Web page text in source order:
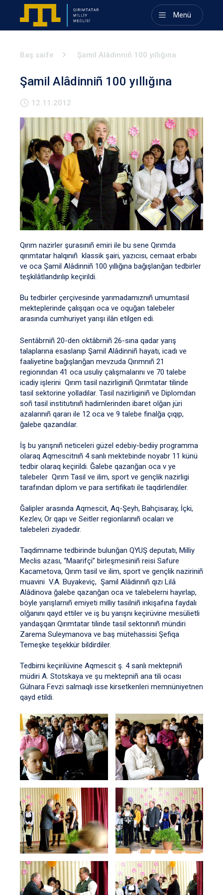
Menü
Baş saife Şamil Alâdinniñ 100 yıllığına
Şamil Alâdinniñ 100 yıllığına
12.11.2012
Qırım nazirler şurasınıñ emiri ile bu sene Qırımda
qırımtatar halqınıñ klassik şairi, yazıcısı, cemaat erbabı
ve oca Şamil Alâdinniñ 100 yıllığına bağışlanğan tedbirler
teşkilâtlandırılıp keçirildi.
Bu tedbirler çerçivesinde yarımadamıznıñ umumtasil
mekteplerinde çalışqan oca ve oquğan talebeler
arasında cumhuriyet yarışı ilân etilgen edi.
Sentâbrniñ 20-den oktâbrniñ 26-sına qadar yarış
talaplarına esaslanıp Şamil Alâdinniñ hayatı, icadı ve
faaliyetine bağışlanğan mevzuda Qırımnıñ 21
regionından 41 oca usuliy çalışmalarını ve 70 talebe
icadiy işlerini Qırım tasil nazirliginiñ Qırımtatar tilinde
tasil sektorine yolladılar. Tasil nazirliginiñ ve Diplomdan
soñ tasil institutınıñ hadimlerinden ibaret olğan jüri
azalarınıñ qararı ile 12 oca ve 9 talebe finalğa çıqıp,
ğalebe qazandılar.
İş bu yarışnıñ neticeleri güzel edebiy-bediiy programma
olaraq Aqmescitnıñ 4 sanlı mektebinde noyabr 11 künü
tedbir olaraq keçirildi. Ğalebe qazanğan oca v ye
talebeler Qırım Tasil ve ilim, sport ve gençlik nazirligi
tarafından diplom ve para sertifikatı ile taqdirlendiler.
Ğalipler arasında Aqmescit, Aq-Şeyh, Bahçisaray, İçki,
Kezlev, Or qapı ve Seitler regionlarınıñ ocaları ve
talebeleri ziyadedir.
Taqdimname tedbirinde bulunğan QYUŞ deputatı, Milliy
Meclis azası, “Maarifçi” birleşmesiniñ reisi Safure
Kacametova, Qırım tasil ve ilim, sport ve gençlik naziriniñ
muavini V.A. Buyakeviç, Şamil Alâdinnıñ qızı Lilâ
Alâdinova ğalebe qazanğan oca ve talebelerni hayırlap,
böyle yarışlarnıñ emiyeti milliy tasilniñ inkişafına faydalı
olğanını qayd ettiler ve iş bu yarışnı keçirüvine mesülietli
yandaşqan Qırımtatar tilinde tasil sektorınıñ mündiri
Zarema Suleymanova ve baş mütehassisi Şefiqa
Temeşke teşekkür bildirdiler.
Tedbirni keçirilüvine Aqmescit ş. 4 sanlı mektepniñ
müdiri A. Stotskaya ve şu mektepniñ ana tili ocası
Gülnara Fevzi salmaqlı isse kirsetkenleri memnüniyetnen
qayd etildi.